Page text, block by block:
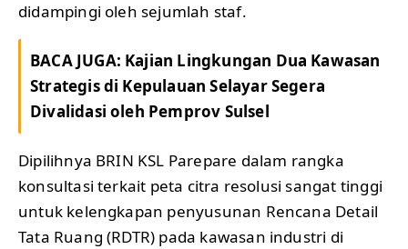
didampingi oleh sejumlah staf.
BACA JUGA: Kajian Lingkungan Dua Kawasan
Strategis di Kepulauan Selayar Segera
Divalidasi oleh Pemprov Sulsel
Dipilihnya BRIN KSL Parepare dalam rangka
konsultasi terkait peta citra resolusi sangat tinggi
untuk kelengkapan penyusunan Rencana Detail
Tata Ruang (RDTR) pada kawasan industri di